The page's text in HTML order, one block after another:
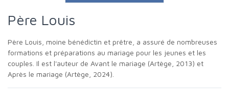
Père Louis
Père Louis, moine bénédictin et prêtre, a assuré de nombreuses
formations et préparations au mariage pour les jeunes et les
couples. Il est l'auteur de Avant le mariage (Artège, 2013) et
Après le mariage (Artège, 2024).